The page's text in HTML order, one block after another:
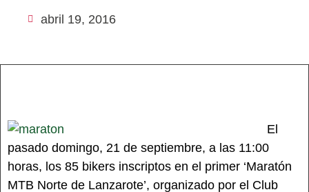
abril 19, 2016
El
pasado domingo, 21 de septiembre, a las 11:00
horas, los 85 bikers inscriptos en el primer ‘Maratón
MTB Norte de Lanzarote’, organizado por el Club